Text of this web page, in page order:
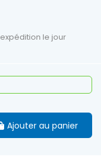
le jour
Ajouter au panier